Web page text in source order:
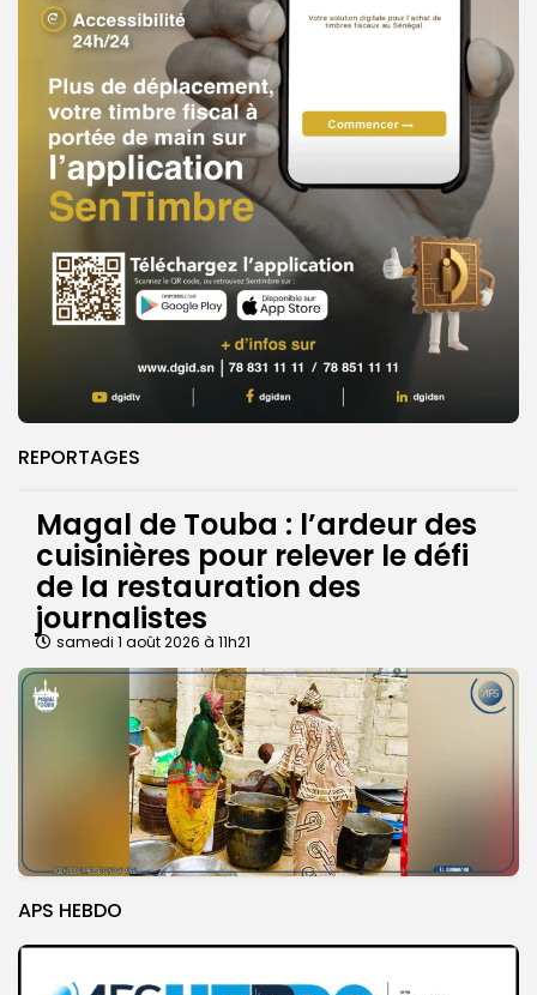
REPORTAGES
Magal de Touba : l’ardeur des
cuisinières pour relever le défi
de la restauration des
journalistes
samedi 1 août 2026 à 11h21
APS HEBDO